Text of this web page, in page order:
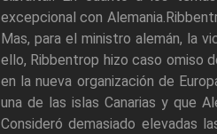
excepcional con
Mas, para el ministro alemán, la
ello, Ribbentrop hizo caso omiso
en la nueva organización de
una de las islas Canarias y que
Consideró demasiado elevadas